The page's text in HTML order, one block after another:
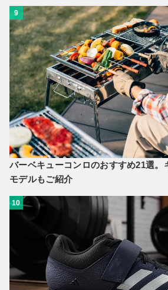
9
バーベキューコンロのおすすめ21選。
モデルもご紹介
10